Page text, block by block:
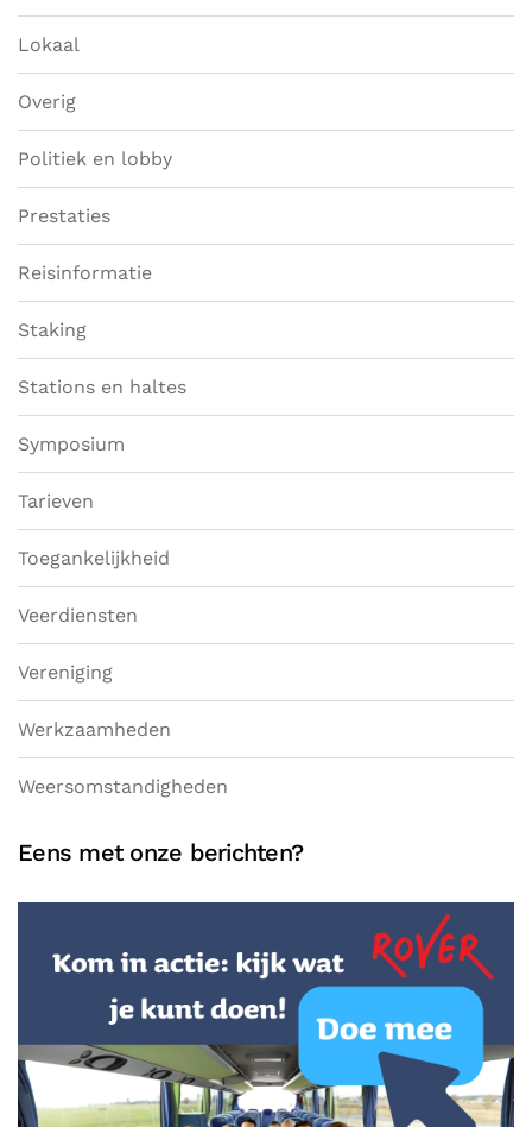
Lokaal
Overig
Politiek en lobby
Prestaties
Reisinformatie
Staking
Stations en haltes
Symposium
Tarieven
Toegankelijkheid
Veerdiensten
Vereniging
Werkzaamheden
Weersomstandigheden
Eens met onze berichten?